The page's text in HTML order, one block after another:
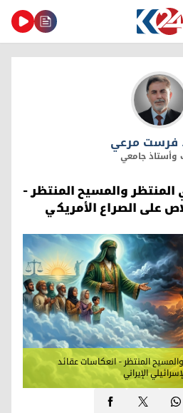
ب. د. فرست مرعي
فرست مرعي
وأستاذ جامعي
المنتظر والمسيح المنتظر -
على الصراع الأمريكي
المنتظر - انعكاسات عقائد
الإيراني